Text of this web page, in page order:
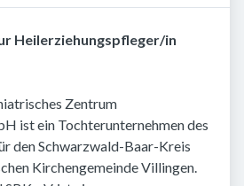
Heilerziehungspfleger/in
Zentrum
ist ein Tochterunternehmen des
den Schwarzwald-Baar-Kreis
Kirchengemeinde Villingen.